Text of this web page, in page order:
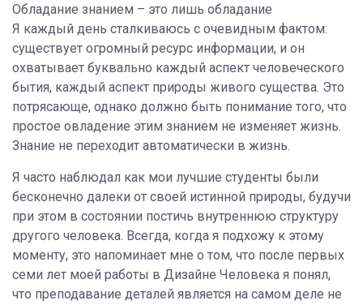
Обладание знанием – это лишь обладание
Я каждый день сталкиваюсь с очевидным фактом:
существует огромный ресурс информации, и он
охватывает буквально каждый аспект человеческого
бытия, каждый аспект природы живого существа. Это
потрясающе, однако должно быть понимание того, что
простое овладение этим знанием не изменяет жизнь.
Знание не переходит автоматически в жизнь.
Я часто наблюдал как мои лучшие студенты были
бесконечно далеки от своей истинной природы, будучи
при этом в состоянии постичь внутреннюю структуру
другого человека. Всегда, когда я подхожу к этому
моменту, это напоминает мне о том, что после первых
семи лет моей работы в Дизайне Человека я понял,
что преподавание деталей является на самом деле не